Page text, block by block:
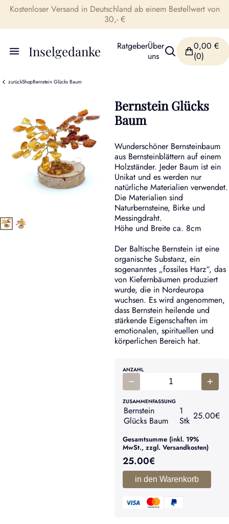
Kostenloser Versand in Deutschland ab einem Bestellwert von
30,- €
Inselgedanke RatgeberÜber
uns
0,00 €
(0)
zurückShopBernstein Glücks Baum
Bernstein Glücks
Baum
Wunderschöner Bernsteinbaum
aus Bernsteinblättern auf einem
Holzständer. Jeder Baum ist ein
Unikat und es werden nur
natürliche Materialien verwendet.
Die Materialien sind
Naturbernsteine, Birke und
Messingdraht.
Höhe und Breite ca. 8cm
Der Baltische Bernstein ist eine
organische Substanz, ein
sogenanntes „fossiles Harz“, das
von Kiefernbäumen produziert
wurde, die in Nordeuropa
wuchsen. Es wird angenommen,
dass Bernstein heilende und
stärkende Eigenschaften im
emotionalen, spirituellen und
körperlichen Bereich hat.
ANZAHL
ZUSAMMENFASSUNG
Bernstein
Glücks Baum
1
Stk 25.00€
Gesamtsumme (inkl. 19%
MwSt., zzgl. Versandkosten)
25.00€
in den Warenkorb